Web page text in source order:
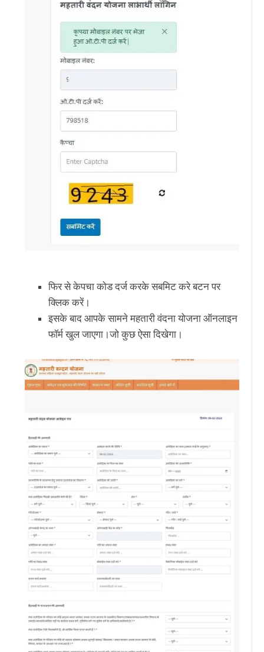
फिर से केपचा कोड दर्ज करके सबमिट करे बटन पर
क्लिक करें।
इसके बाद आपके सामने महतारी वंदना योजना ऑनलाइन
फॉर्म खुल जाएगा।जो कुछ ऐसा दिखेगा।